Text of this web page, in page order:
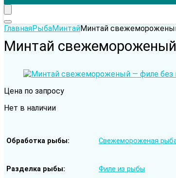
ГлавнаяРыбаМинтайМинтай
Минтай
Цена по запросу
Нет в наличии
Обработка рыбы Свежемороженая
Разделка рыбы Филе из рыбы